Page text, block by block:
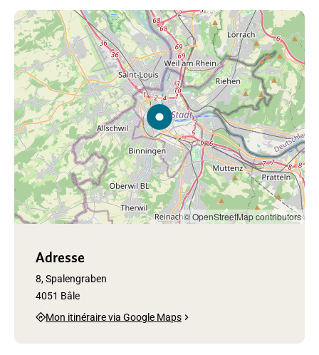
© OpenStreetMap contributors
Adresse
8, Spalengraben
4051 Bâle
Mon itinéraire via Google Maps